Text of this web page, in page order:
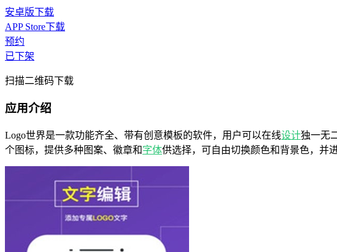
安卓版下载
APP Store下载
预约
已下架
扫描二维码下载
应用介绍
Logo世界是一款功能齐全、带有创意模板的软件，用户可以在线设计独一无
个图标，提供多种图案、徽章和字体供选择，可自由切换颜色和背景色，并